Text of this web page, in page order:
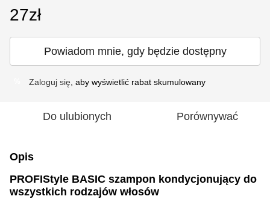
27zł
Powiadom mnie, gdy będzie dostępny
Zaloguj się , aby wyświetlić rabat skumulowany
Do ulubionych Porównywać
Opis
PROFIStyle BASIC szampon kondycjonujący do
wszystkich rodzajów włosów